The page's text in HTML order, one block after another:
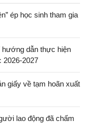
ép học sinh tham gia
dẫn thực hiện
2026-2027
giấy về tạm hoãn xuất
lao động đã chấm